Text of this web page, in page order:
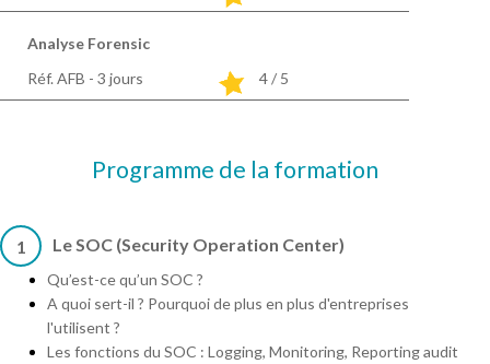
Analyse Forensic
Réf. AFB - 3 jours 4 / 5
Programme de la formation
1 Le SOC (Security Operation Center)
Qu’est-ce qu’un SOC ?
A quoi sert-il ? Pourquoi de plus en plus d'entreprises
l'utilisent ?
Les fonctions du SOC : Logging, Monitoring, Reporting audit